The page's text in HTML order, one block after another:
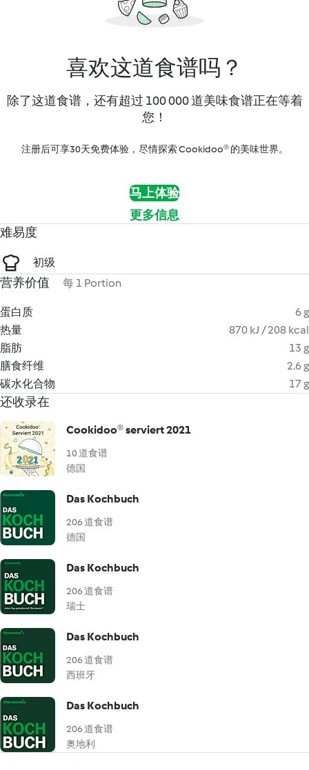
喜欢这道食谱吗？
除了这道食谱，还有超过 100 000 道美味食谱正在等着
您！
注册后可享30天免费体验，尽情探索 Cookidoo® 的美味世界。
马上体验
更多信息
难易度
初级
营养价值 每 1 Portion
蛋白质
6 g
热量
870 kJ / 208 kcal
脂肪
13 g
膳食纤维
2.6 g
碳水化合物
17 g
还收录在
Cookidoo® serviert 2021
10 道食谱
德国
Das Kochbuch
206 道食谱
德国
Das Kochbuch
206 道食谱
瑞士
Das Kochbuch
206 道食谱
西班牙
Das Kochbuch
206 道食谱
奥地利